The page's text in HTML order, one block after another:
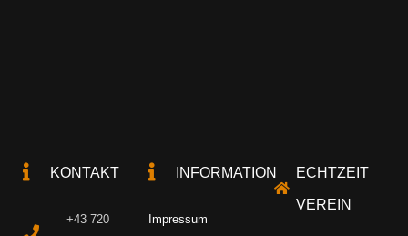
KONTAKT
+43 720
INFORMATION
Impressum
ECHTZEIT
VEREIN